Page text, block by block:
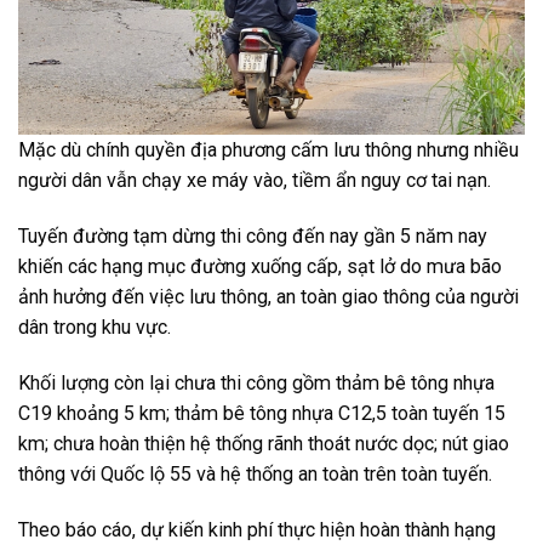
Mặc dù chính quyền địa phương cấm lưu thông nhưng nhiều
người dân vẫn chạy xe máy vào, tiềm ẩn nguy cơ tai nạn.
Tuyến đường tạm dừng thi công đến nay gần 5 năm nay
khiến các hạng mục đường xuống cấp, sạt lở do mưa bão
ảnh hưởng đến việc lưu thông, an toàn giao thông của người
dân trong khu vực.
Khối lượng còn lại chưa thi công gồm thảm bê tông nhựa
C19 khoảng 5 km; thảm bê tông nhựa C12,5 toàn tuyến 15
km; chưa hoàn thiện hệ thống rãnh thoát nước dọc; nút giao
thông với Quốc lộ 55 và hệ thống an toàn trên toàn tuyến.
Theo báo cáo, dự kiến kinh phí thực hiện hoàn thành hạng